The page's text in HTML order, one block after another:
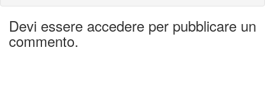
Devi essere accedere per pubblicare un
commento.